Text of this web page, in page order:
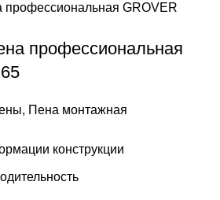
профессиональная
, Пена монтажная
конструкции